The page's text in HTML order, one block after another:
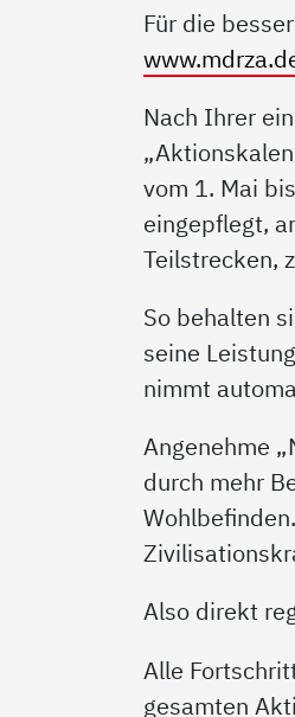
Für die
Nach Ihrer
vom 1. Mai
eingepflegt,
Teilstrecken,
So behalten
seine
nimmt
Angenehme
durch mehr
Also direkt
Alle
gesamten